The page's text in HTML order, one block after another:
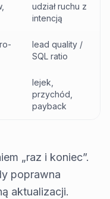
udział ruchu z
intencją
lead quality /
SQL ratio
lejek,
przychód,
payback
„raz i koniec”.
poprawna
aktualizacji.